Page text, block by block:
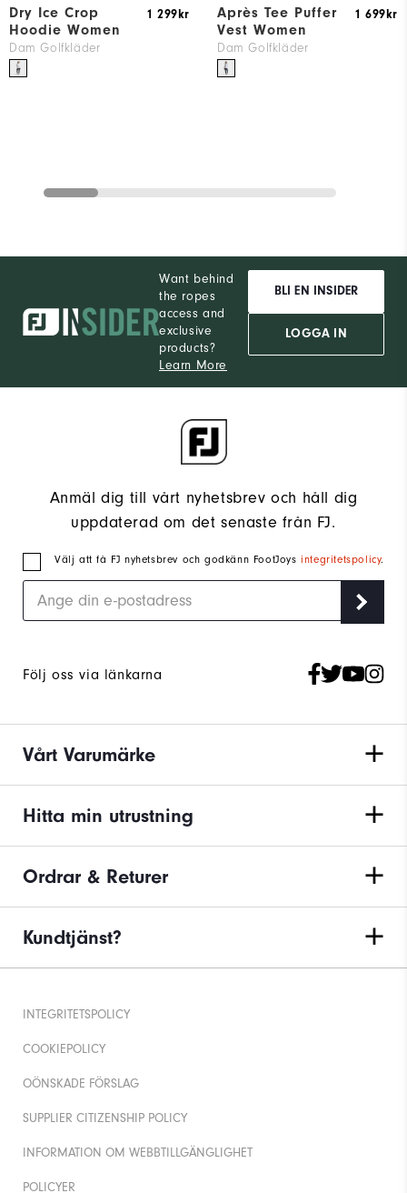
Dry Ice Crop
Hoodie Women
Dam Golfkläder
1 299kr
Après Tee Puffer
Vest Women
Dam Golfkläder
1 699kr
Want behind
the ropes
access and
exclusive
products?
Learn More
BLI EN INSIDER
LOGGA IN
Anmäl dig till vårt nyhetsbrev och håll dig
uppdaterad om det senaste från FJ.
Välj att få FJ nyhetsbrev och godkänn FootJoysintegritetspolicy.
Följ oss via länkarna
Vårt Varumärke
Hitta min utrustning
Ordrar & Returer
Kundtjänst?
INTEGRITETSPOLICY
COOKIEPOLICY
OÖNSKADE FÖRSLAG
SUPPLIER CITIZENSHIP POLICY
INFORMATION OM WEBBTILLGÄNGLIGHET
POLICYER